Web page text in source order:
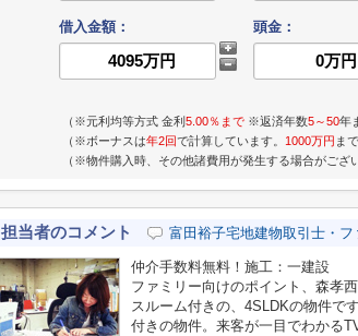
借入金額：
頭金：
（※元利均等方式 金利5.00％まで ※返済年数5～50年
（※ボーナスは年2回で計算しています。 1000万円 ま
（※物件購入時、その他諸費用が発生する場合がござ
担当者のコメント 富田裕子宅地建物取引士・フ
仲介手数料無料！施工：一建設
ファミリー向けのポイント、森孝
スルーム付きの、4SLDKの物件で
付きの物件。来客が一目でわかる